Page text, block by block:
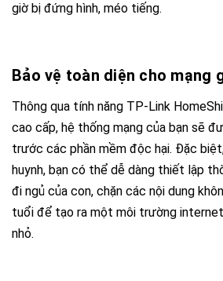
giờ bị đứng hình, méo tiếng.
Bảo vệ toàn diện cho mạng
Thông qua tính năng TP-Link
cao cấp, hệ thống mạng của bạn sẽ
trước các phần mềm độc hại. Đặc
huynh, bạn có thể dễ dàng thiết lập
đi ngủ của con, chặn các nội dung
tuổi để tạo ra một môi trường
nhỏ.